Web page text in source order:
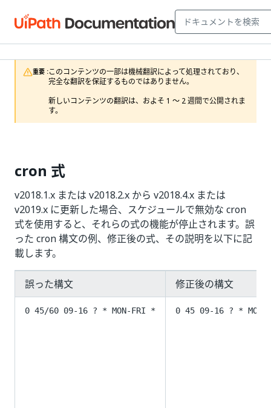
重要 :このコンテンツの一部は機械翻訳によって処理されており、
完全な翻訳を保証するものではありません。
新しいコンテンツの翻訳は、およそ 1 ～ 2 週間で公開されま
す。
cron 式
v2018.1.x または v2018.2.x から v2018.4.x または
v2019.x に更新した場合、スケジュールで無効な cron
式を使用すると、それらの式の機能が停止されます。誤
った cron 構文の例、修正後の式、その説明を以下に記
載します。
誤った構文 修正後の構文
0 45/60 09-16 ? * MON-FRI * 0 45 09-16 ? * MON-